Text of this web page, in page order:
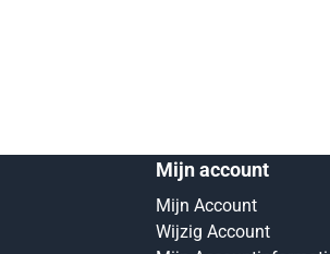
Mijn account
Mijn Account
Wijzig Account